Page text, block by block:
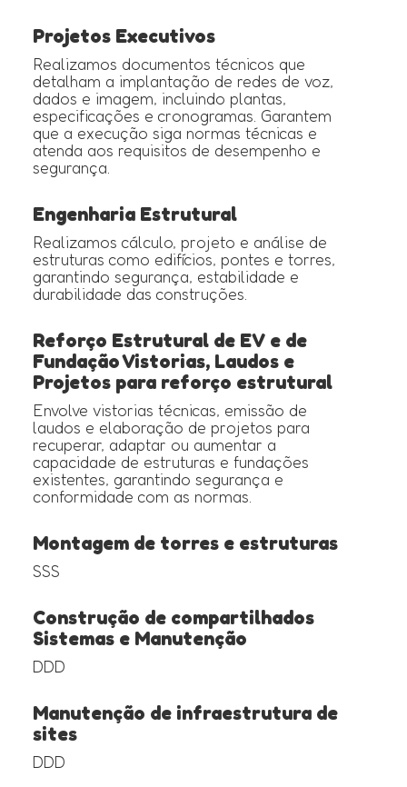
Projetos Executivos
Realizamos documentos técnicos que
detalham a implantação de redes de voz,
dados e imagem, incluindo plantas,
especificações e cronogramas. Garantem
que a execução siga normas técnicas e
atenda aos requisitos de desempenho e
segurança.
Engenharia Estrutural
Realizamos cálculo, projeto e análise de
estruturas como edifícios, pontes e torres,
garantindo segurança, estabilidade e
durabilidade das construções.
Reforço Estrutural de EV e de
Fundação Vistorias, Laudos e
Projetos para reforço estrutural
Envolve vistorias técnicas, emissão de
laudos e elaboração de projetos para
recuperar, adaptar ou aumentar a
capacidade de estruturas e fundações
existentes, garantindo segurança e
conformidade com as normas.
Montagem de torres e estruturas
SSS
Construção de compartilhados
Sistemas e Manutenção
DDD
Manutenção de infraestrutura de
sites
DDD